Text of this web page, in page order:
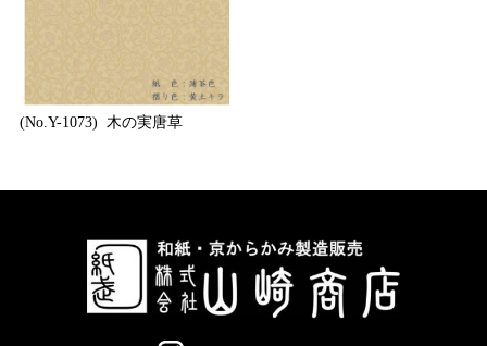
(No.Y-1073) 木の実唐草